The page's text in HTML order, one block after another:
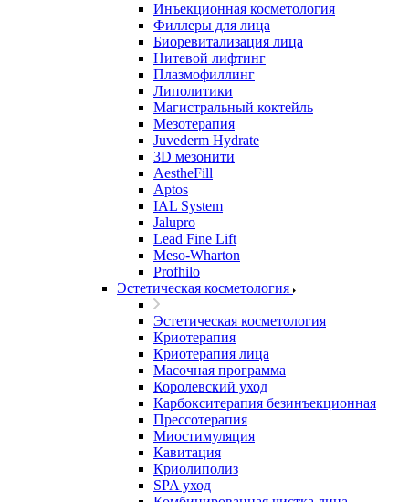
Инъекционная косметология
Филлеры для лица
Биоревитализация лица
Нитевой лифтинг
Плазмофиллинг
Липолитики
Магистральный коктейль
Мезотерапия
Juvederm Hydrate
3D мезонити
AestheFill
Aptos
IAL System
Jalupro
Lead Fine Lift
Meso-Wharton
Profhilo
Эстетическая косметология
Эстетическая косметология
Криотерапия
Криотерапия лица
Масочная программа
Королевский уход
Карбокситерапия безинъекционная
Прессотерапия
Миостимуляция
Кавитация
Криолиполиз
SPA уход